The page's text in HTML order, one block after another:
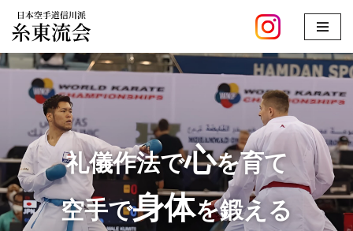
コ
ス
キ
ッ
プ
礼儀作法で心を育て
空手で身体を鍛える